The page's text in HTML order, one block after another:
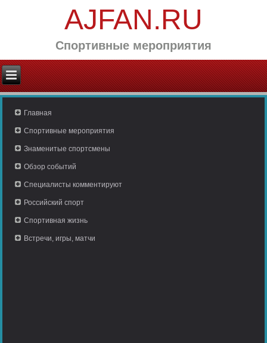
AJFAN.RU
Спортивные мероприятия
Главная
Спортивные мероприятия
Знаменитые спортсмены
Обзор событий
Специалисты комментируют
Российский спорт
Спортивная жизнь
Встречи, игры, матчи